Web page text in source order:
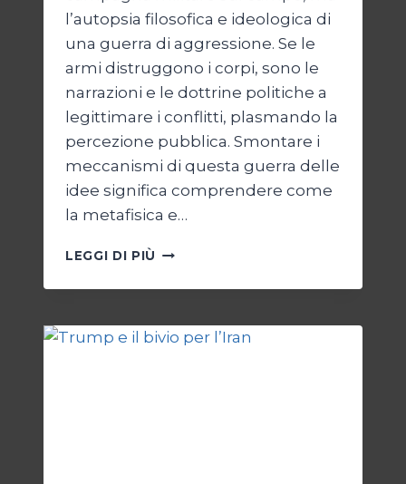
l’autopsia filosofica e ideologica di
una guerra di aggressione. Se le
armi distruggono i corpi, sono le
narrazioni e le dottrine politiche a
legittimare i conflitti, plasmando la
percezione pubblica. Smontare i
meccanismi di questa guerra delle
idee significa comprendere come
la metafisica e…
LEGGI DI PIÙ AUTOPSIA
UN
“KATECHON”
COME